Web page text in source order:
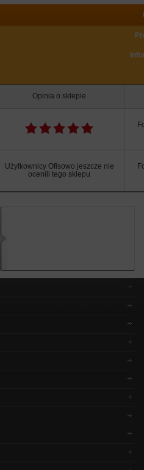
Opinia o sklepie
Użytkownicy Ofisowo jeszcze nie
ocenili tego sklepu